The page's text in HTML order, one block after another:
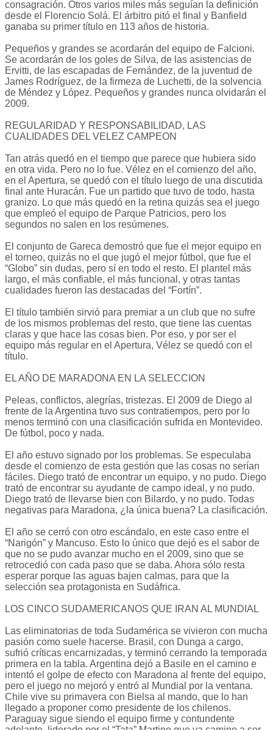
consagración. Otros varios miles más seguían la definición
desde el Florencio Solá. El árbitro pitó el final y Banfield
ganaba su primer título en 113 años de historia.
Pequeños y grandes se acordarán del equipo de Falcioni.
Se acordarán de los goles de Silva, de las asistencias de
Ervitti, de las escapadas de Fernández, de la juventud de
James Rodríguez, de la firmeza de Luchetti, de la solvencia
de Méndez y López. Pequeños y grandes nunca olvidarán el
2009.
REGULARIDAD Y RESPONSABILIDAD, LAS
CUALIDADES DEL VELEZ CAMPEON
Tan atrás quedó en el tiempo que parece que hubiera sido
en otra vida. Pero no lo fue. Vélez en el comienzo del año,
en el Apertura, se quedó con el título luego de una discutida
final ante Huracán. Fue un partido que tuvo de todo, hasta
granizo. Lo que más quedó en la retina quizás sea el juego
que empleó el equipo de Parque Patricios, pero los
segundos no salen en los resúmenes.
El conjunto de Gareca demostró que fue el mejor equipo en
el torneo, quizás no el que jugó el mejor fútbol, que fue el
“Globo” sin dudas, pero sí en todo el resto. El plantel más
largo, el más confiable, el más funcional, y otras tantas
cualidades fueron las destacadas del “Fortín”.
El título también sirvió para premiar a un club que no sufre
de los mismos problemas del resto, que tiene las cuentas
claras y que hace las cosas bien. Por eso, y por ser el
equipo más regular en el Apertura, Vélez se quedó con el
título.
EL AÑO DE MARADONA EN LA SELECCION
Peleas, conflictos, alegrías, tristezas. El 2009 de Diego al
frente de la Argentina tuvo sus contratiempos, pero por lo
menos terminó con una clasificación sufrida en Montevideo.
De fútbol, poco y nada.
El año estuvo signado por los problemas. Se especulaba
desde el comienzo de esta gestión que las cosas no serían
fáciles. Diego trató de encontrar un equipo, y no pudo. Diego
trató de encontrar su ayudante de campo ideal, y no pudo.
Diego trató de llevarse bien con Bilardo, y no pudo. Todas
negativas para Maradona, ¿la única buena? La clasificación.
El año se cerró con otro escándalo, en este caso entre el
“Narigón” y Mancuso. Esto lo único que dejó es el sabor de
que no se pudo avanzar mucho en el 2009, sino que se
retrocedió con cada paso que se daba. Ahora sólo resta
esperar porque las aguas bajen calmas, para que la
selección sea protagonista en Sudáfrica.
LOS CINCO SUDAMERICANOS QUE IRAN AL MUNDIAL
Las eliminatorias de toda Sudamérica se vivieron con mucha
pasión como suele hacerse. Brasil, con Dunga a cargo,
sufrió críticas encarnizadas, y terminó cerrando la temporada
primera en la tabla. Argentina dejó a Basile en el camino e
intentó el golpe de efecto con Maradona al frente del equipo,
pero el juego no mejoró y entró al Mundial por la ventana.
Chile vive su primavera con Bielsa al mando, que lo han
llegado a proponer como presidente de los chilenos.
Paraguay sigue siendo el equipo firme y contundente